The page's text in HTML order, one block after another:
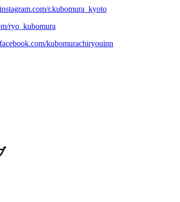
r.kubomura_kyoto
ryo_kubomura
kubomurachiryouinn